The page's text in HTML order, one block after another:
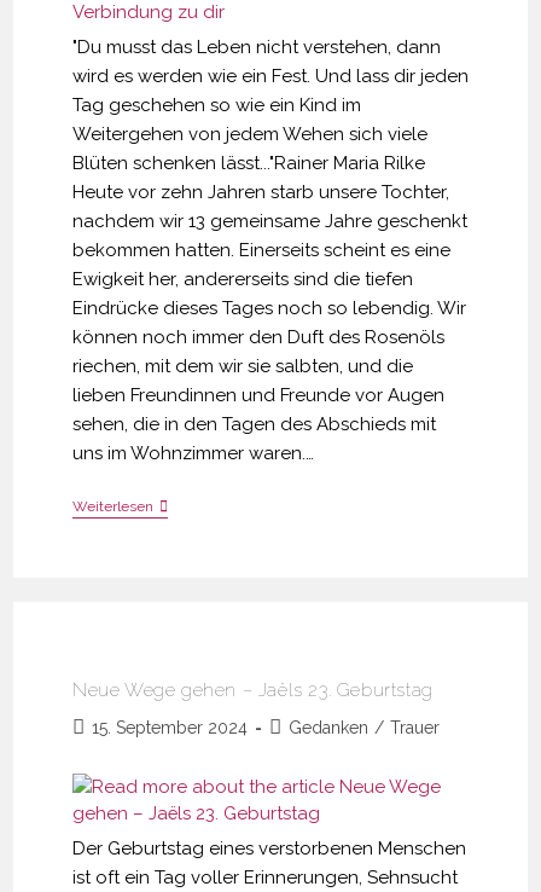
"Du musst das Leben nicht verstehen, dann
wird es werden wie ein Fest. Und lass dir jeden
Tag geschehen so wie ein Kind im
Weitergehen von jedem Wehen sich viele
Blüten schenken lässt..."Rainer Maria Rilke
Heute vor zehn Jahren starb unsere Tochter,
nachdem wir 13 gemeinsame Jahre geschenkt
bekommen hatten. Einerseits scheint es eine
Ewigkeit her, andererseits sind die tiefen
Eindrücke dieses Tages noch so lebendig. Wir
können noch immer den Duft des Rosenöls
riechen, mit dem wir sie salbten, und die
lieben Freundinnen und Freunde vor Augen
sehen, die in den Tagen des Abschieds mit
uns im Wohnzimmer waren.…
WeiterlesenIm
Dir
Neue Wege gehen – Jaëls 23. Geburtstag
Beitrag
15. September 2024
Beitrags-
Gedanken / Trauer
Der Geburtstag eines verstorbenen Menschen
ist oft ein Tag voller Erinnerungen, Sehnsucht